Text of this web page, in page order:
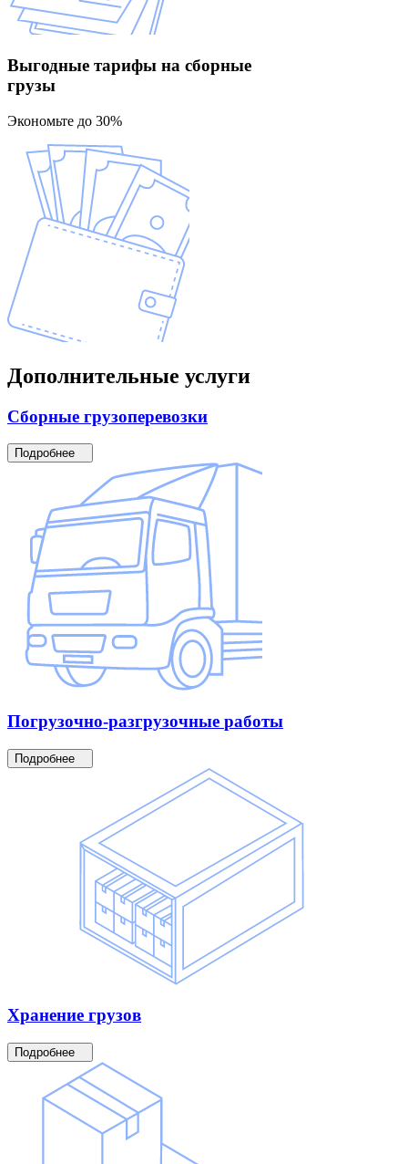
Выгодные тарифы на сборные
грузы
Экономьте до 30%
Дополнительные услуги
Сборные грузоперевозки
Подробнее
Погрузочно-разгрузочные работы
Подробнее
Хранение грузов
Подробнее